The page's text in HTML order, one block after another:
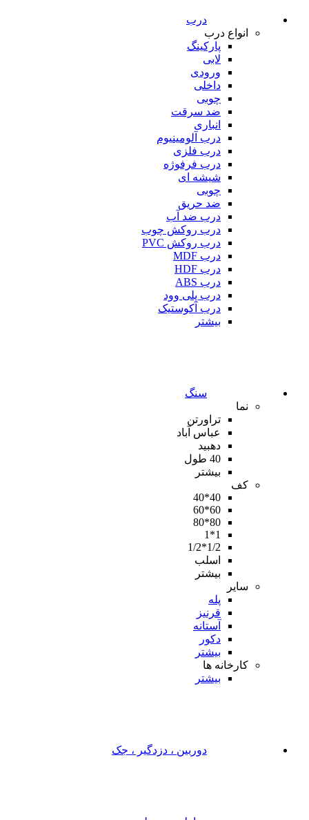
درب
انواع درب
پارکینگ
لابی
ورودی
داخلی
چوبی
ضد سرقت
انباری
درب آلومینیوم
درب فلزی
درب فرفوژه
شیشه ای
چوبی
ضد حریق
درب ضد آب
درب روکش چوب
درب روکش PVC
درب MDF
درب HDF
درب ABS
درب پلی وود
درب آکوستیک
بیشتر
سنگ
نما
تراورتن
عباس آباد
دهبید
40 طول
بیشتر
کف
40*40
60*60
80*80
1*1
1/2*1/2
اسلب
بیشتر
سایر
پله
قرنیز
آستانه
دکور
بیشتر
کارخانه ها
بیشتر
دوربین ، دزدگیر ، جک